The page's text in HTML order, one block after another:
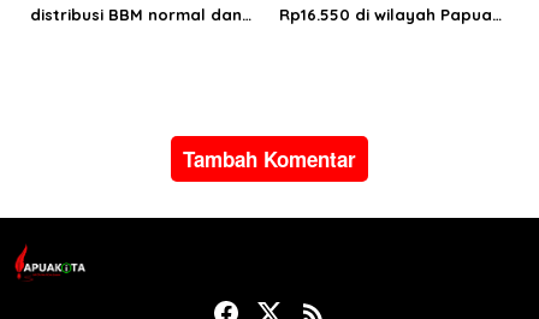
distribusi BBM normal dan
Rp16.550 di wilayah Papua
Tambah Komentar